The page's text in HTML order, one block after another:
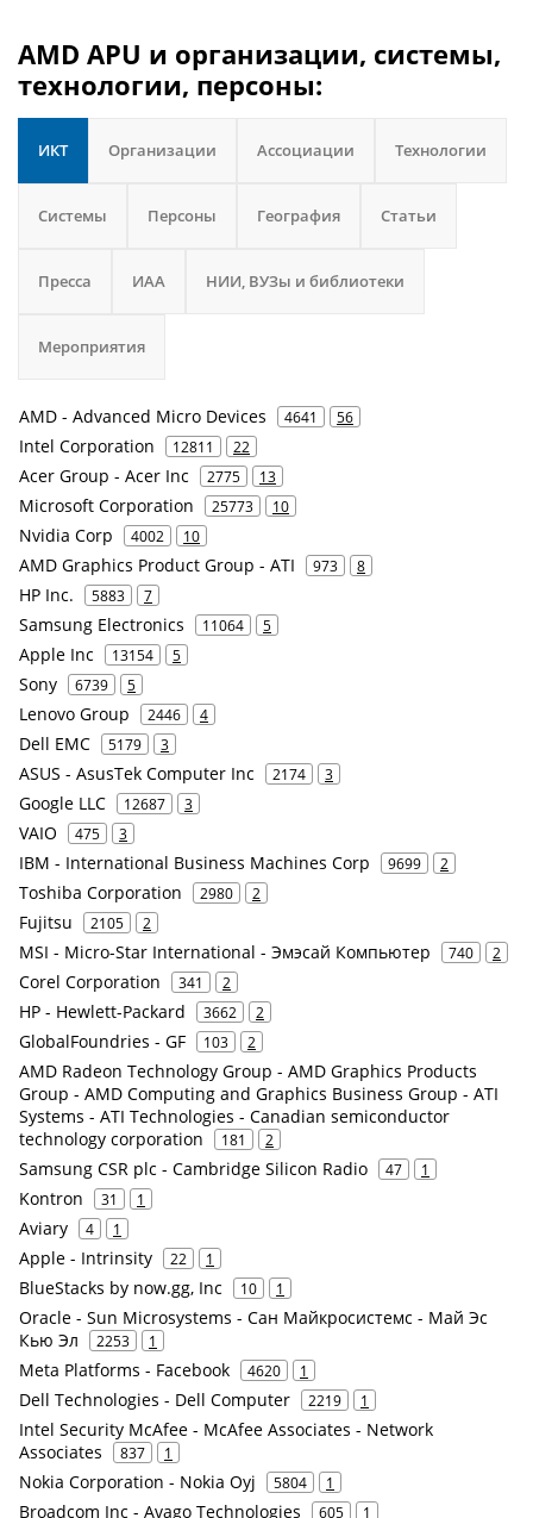
AMD APU и организации, системы,
технологии, персоны:
ИКТ Организации Ассоциации Технологии
Системы Персоны География Статьи
Пресса ИАА НИИ, ВУЗы и библиотеки
Мероприятия
AMD - Advanced Micro Devices 4641 56
Intel Corporation 12811 22
Acer Group - Acer Inc 2775 13
Microsoft Corporation 25773 10
Nvidia Corp 4002 10
AMD Graphics Product Group - ATI 973 8
HP Inc. 5883 7
Samsung Electronics 11064 5
Apple Inc 13154 5
Sony 6739 5
Lenovo Group 2446 4
Dell EMC 5179 3
ASUS - AsusTek Computer Inc 2174 3
Google LLC 12687 3
VAIO 475 3
IBM - International Business Machines Corp 9699 2
Toshiba Corporation 2980 2
Fujitsu 2105 2
MSI - Micro-Star International - Эмэсай Компьютер 740 2
Corel Corporation 341 2
HP - Hewlett-Packard 3662 2
GlobalFoundries - GF 103 2
AMD Radeon Technology Group - AMD Graphics Products
Group - AMD Computing and Graphics Business Group - ATI
Systems - ATI Technologies - Canadian semiconductor
technology corporation
181 2
Samsung CSR plc - Cambridge Silicon Radio 47 1
Kontron 31 1
Aviary 4 1
Apple - Intrinsity 22 1
BlueStacks by now.gg, Inc 10 1
Oracle - Sun Microsystems - Сан Майкросистемс - Май Эс
Кью Эл
2253 1
Meta Platforms - Facebook 4620 1
Dell Technologies - Dell Computer 2219 1
Intel Security McAfee - McAfee Associates - Network
Associates
837 1
Nokia Corporation - Nokia Oyj 5804 1
Broadcom Inc - Avago Technologies 605 1